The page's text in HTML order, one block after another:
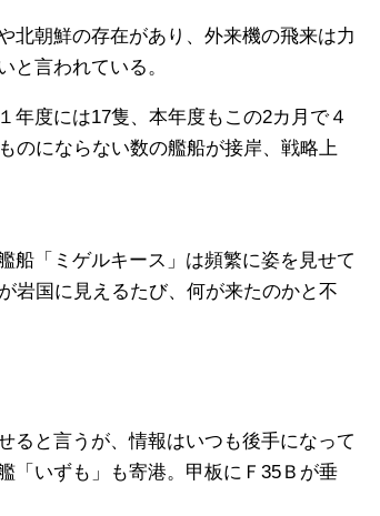
朝鮮の存在があり、外来機の飛来は力
と言われている。
度には17隻、本年度もこの2カ月で４
のにならない数の艦船が接岸、戦略上
「ミゲルキース」は頻繁に姿を見せて
岩国に見えるたび、何が来たのかと不
と言うが、情報はいつも後手になって
「いずも」も寄港。甲板にＦ35Ｂが垂